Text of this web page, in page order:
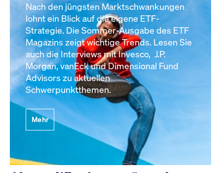
Nach den jüngsten Marktschwankungen
lohnt ein Blick auf die eigene ETF-
Strategie. Die Sommer-Ausgabe des ETF
Magazins zeigt wichtige Trends. Lesen Sie
auch die Interviews mit Invesco, J.P.
Morgan, vanEck und Dimensional Fund
Advisors zu aktuellen
Schwerpunktthemen.
Mehr